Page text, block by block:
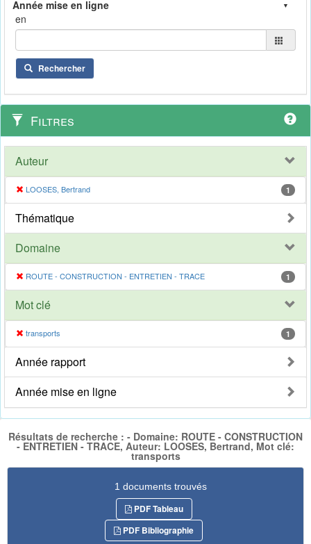
en
Rechercher
Filtres
Auteur
LOOSES, Bertrand 1
Thématique
Domaine
ROUTE - CONSTRUCTION - ENTRETIEN - TRACE 1
Mot clé
transports 1
Année rapport
Année mise en ligne
Résultats de recherche : - Domaine: ROUTE - CONSTRUCTION
- ENTRETIEN - TRACE, Auteur: LOOSES, Bertrand, Mot clé:
transports
1 documents trouvés
PDF Tableau
PDF Bibliographie